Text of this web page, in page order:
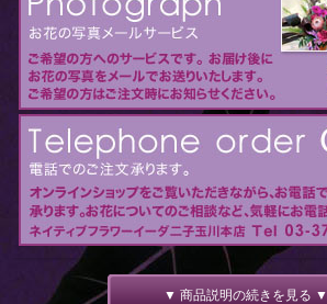
▼ 商品説明の続きを見る ▼